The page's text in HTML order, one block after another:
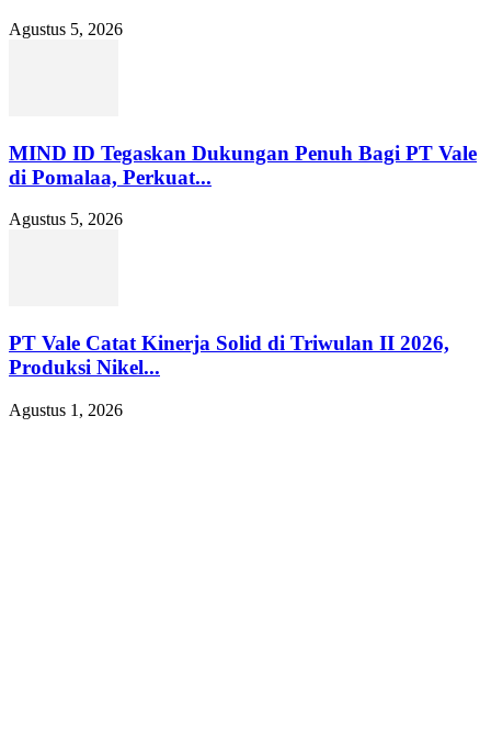
Agustus 5, 2026
MIND ID Tegaskan Dukungan Penuh Bagi PT Vale
di Pomalaa, Perkuat...
Agustus 5, 2026
PT Vale Catat Kinerja Solid di Triwulan II 2026,
Produksi Nikel...
Agustus 1, 2026